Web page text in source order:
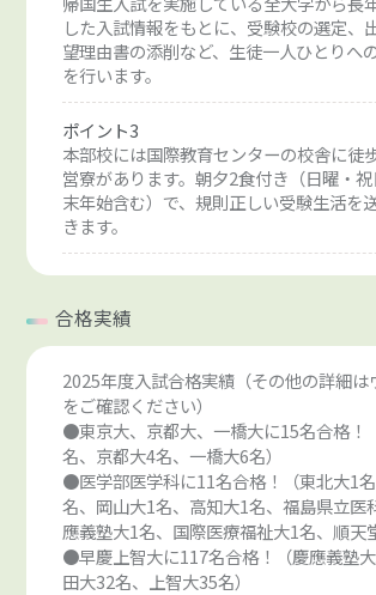
した入試情報をもとに、受験校の選定、
望理由書の添削など、生徒一人ひとりへ
を行います。
ポイント3
本部校には国際教育センターの校舎に徒
営寮があります。朝夕2食付き（日曜・
末年始含む）で、規則正しい受験生活を
きます。
合格実績
2025年度入試合格実績（その他の詳細は
をご確認ください）
●東京大、京都大、一橋大に15名合格！
名、京都大4名、一橋大6名）
●医学部医学科に11名合格！（東北大1
名、岡山大1名、高知大1名、福島県立医
應義塾大1名、国際医療福祉大1名、順天
●早慶上智大に117名合格！（慶應義塾
田大32名、上智大35名）